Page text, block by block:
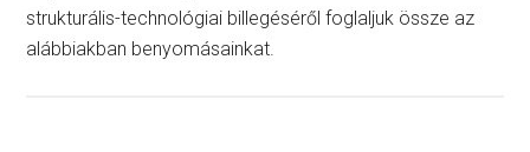
strukturális-technológiai billegéséről foglaljuk össze az
alábbiakban benyomásainkat.